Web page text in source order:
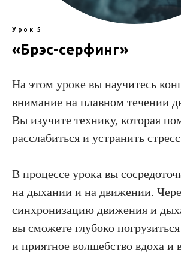
Урок 5
«Брэс-серфинг»
На этом уроке вы научитесь
внимание на плавном течении
Вы изучите технику, которая
расслабиться и устранить
В процессе урока вы
на дыхании и на движении.
синхронизацию движения и
вы сможете глубоко
и приятное волшебство вдоха и